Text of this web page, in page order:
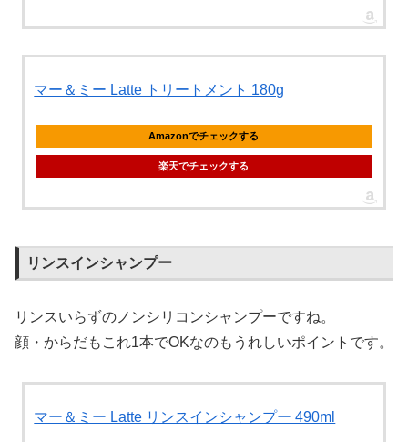
マー＆ミー Latte トリートメント 180g
Amazonでチェックする
楽天でチェックする
リンスインシャンプー
リンスいらずのノンシリコンシャンプーですね。
顔・からだもこれ1本でOKなのもうれしいポイントです。
マー＆ミー Latte リンスインシャンプー 490ml